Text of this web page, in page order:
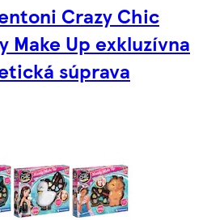
Crazy Chic
Make Up exkluzívna
súprava